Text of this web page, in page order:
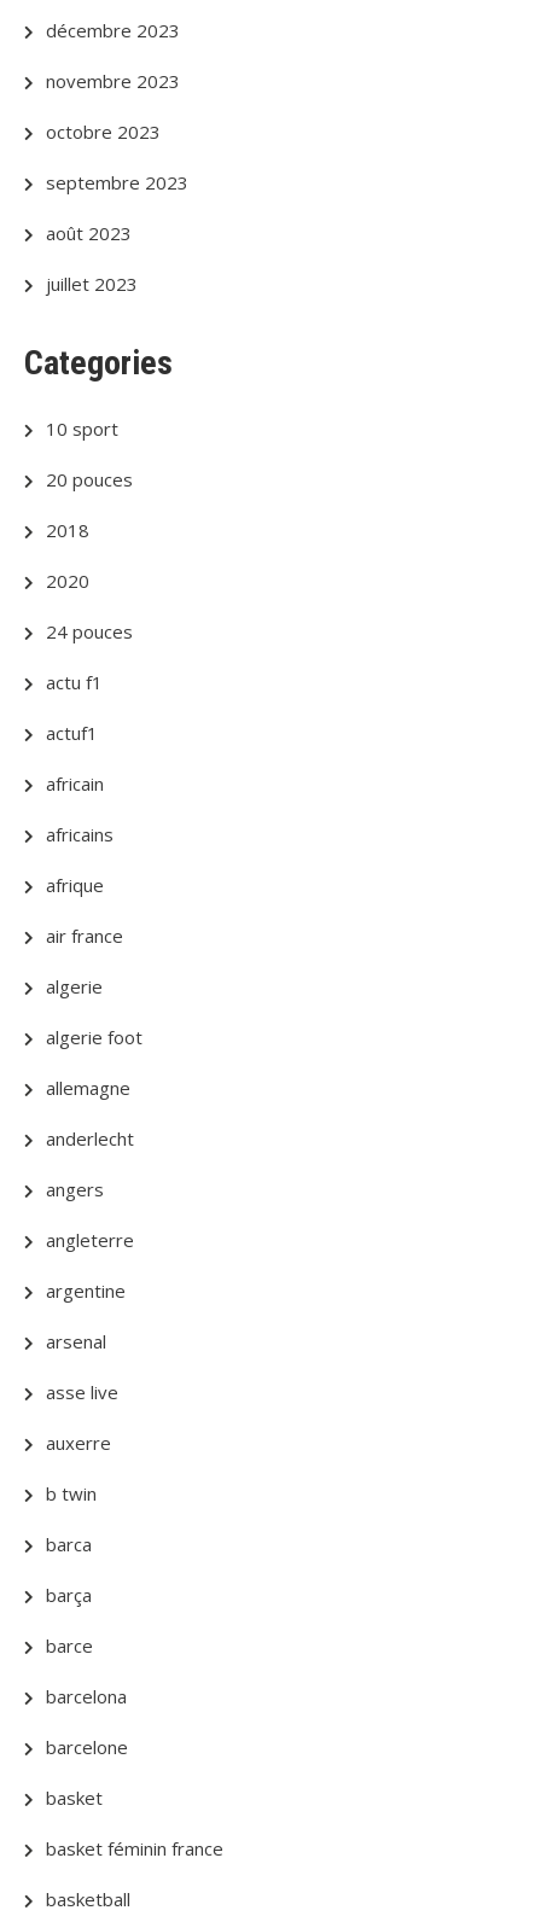
décembre 2023
novembre 2023
octobre 2023
septembre 2023
août 2023
juillet 2023
Categories
10 sport
20 pouces
2018
2020
24 pouces
actu f1
actuf1
africain
africains
afrique
air france
algerie
algerie foot
allemagne
anderlecht
angers
angleterre
argentine
arsenal
asse live
auxerre
b twin
barca
barça
barce
barcelona
barcelone
basket
basket féminin france
basketball